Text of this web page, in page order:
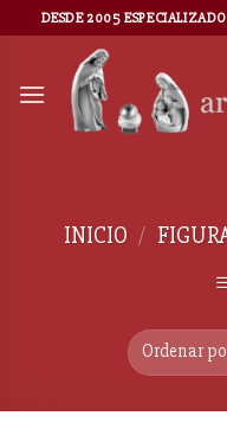
DESDE 2005
INICIO /